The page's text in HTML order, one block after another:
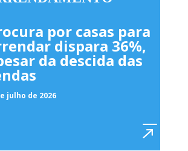
por casas para
dispara 36%,
da descida das
julho de 2026